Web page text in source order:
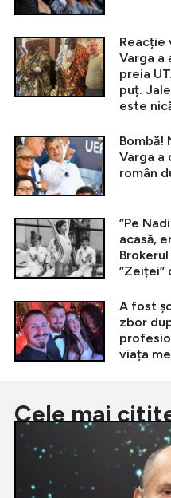
Reacție
Varga a
preia
puț.
este
Bombă!
Varga
român
”Pe
acasă,
”Zeiței”
A fost
zbor
viața
Cele mai